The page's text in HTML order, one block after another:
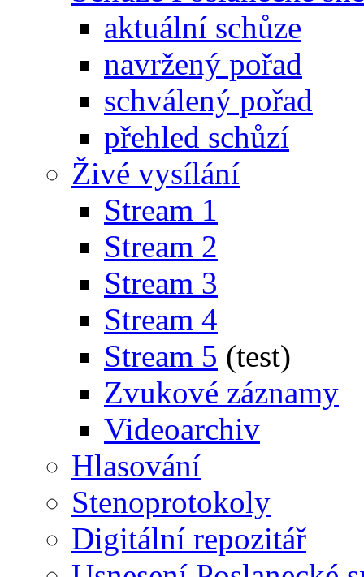
aktuální schůze
navržený pořad
schválený pořad
přehled schůzí
Živé vysílání
Stream 1
Stream 2
Stream 3
Stream 4
Stream 5 (test)
Zvukové záznamy
Videoarchiv
Hlasování
Stenoprotokoly
Digitální repozitář